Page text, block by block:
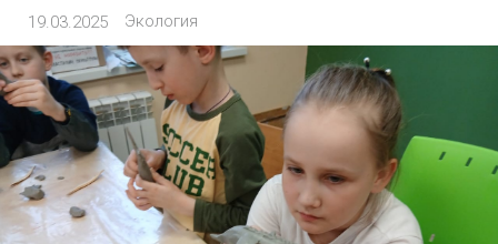
19.03.2025 Экология